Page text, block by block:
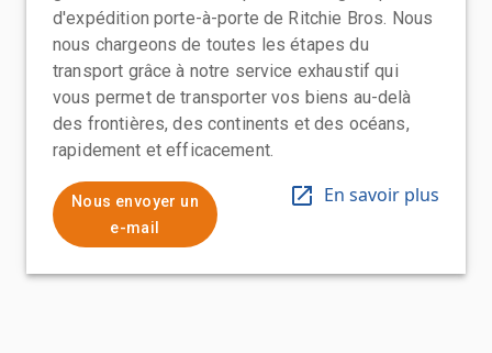
d'expédition porte-à-porte de Ritchie Bros. Nous
nous chargeons de toutes les étapes du
transport grâce à notre service exhaustif qui
vous permet de transporter vos biens au-delà
des frontières, des continents et des océans,
rapidement et efficacement.
Nous envoyer un
e-mail
En savoir plus